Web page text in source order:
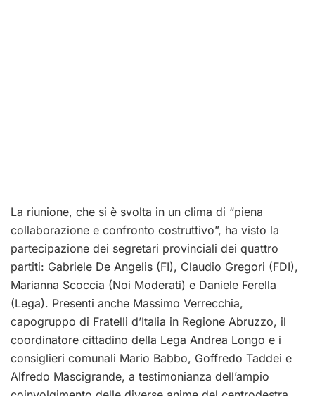
La riunione, che si è svolta in un clima di “piena
collaborazione e confronto costruttivo”, ha visto la
partecipazione dei segretari provinciali dei quattro
partiti: Gabriele De Angelis (FI), Claudio Gregori (FDI),
Marianna Scoccia (Noi Moderati) e Daniele Ferella
(Lega). Presenti anche Massimo Verrecchia,
capogruppo di Fratelli d’Italia in Regione Abruzzo, il
coordinatore cittadino della Lega Andrea Longo e i
consiglieri comunali Mario Babbo, Goffredo Taddei e
Alfredo Mascigrande, a testimonianza dell’ampio